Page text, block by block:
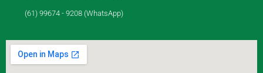
(61) 99674 - 9208 (WhatsApp)